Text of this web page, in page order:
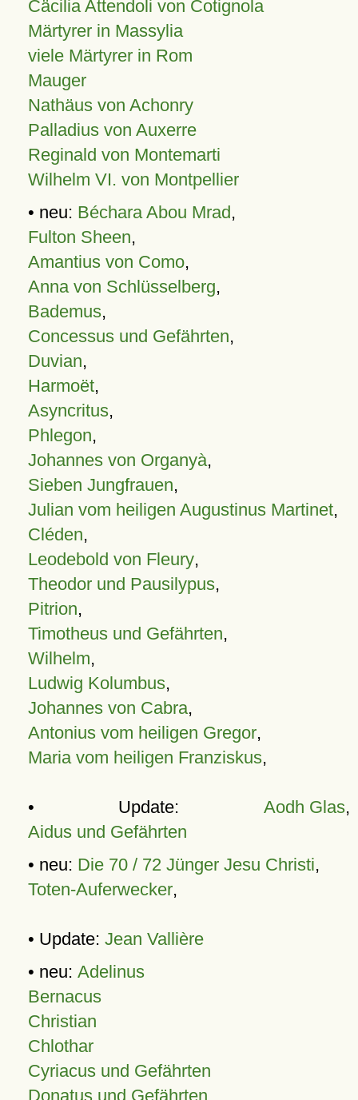
Cäcilia Attendoli von Cotignola
Märtyrer in Massylia
viele Märtyrer in Rom
Mauger
Nathäus von Achonry
Palladius von Auxerre
Reginald von Montemarti
Wilhelm VI. von Montpellier
• neu: Béchara Abou Mrad,
Fulton Sheen,
Amantius von Como,
Anna von Schlüsselberg,
Bademus,
Concessus und Gefährten,
Duvian,
Harmoët,
Asyncritus,
Phlegon,
Johannes von Organyà,
Sieben Jungfrauen,
Julian vom heiligen Augustinus Martinet,
Cléden,
Leodebold von Fleury,
Theodor und Pausilypus,
Pitrion,
Timotheus und Gefährten,
Wilhelm,
Ludwig Kolumbus,
Johannes von Cabra,
Antonius vom heiligen Gregor,
Maria vom heiligen Franziskus,
• Update: Aodh Glas,
Aidus und Gefährten
• neu: Die 70 / 72 Jünger Jesu Christi,
Toten-Auferwecker,
• Update: Jean Vallière
• neu: Adelinus
Bernacus
Christian
Chlothar
Cyriacus und Gefährten
Donatus und Gefährten